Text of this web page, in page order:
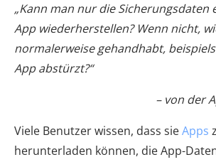
„Kann man nur die Sicherungsdaten
App wiederherstellen? Wenn nicht,
normalerweise gehandhabt,
App abstürzt?“
– von der
Viele Benutzer wissen, dass sieApps
herunterladen können, die App-